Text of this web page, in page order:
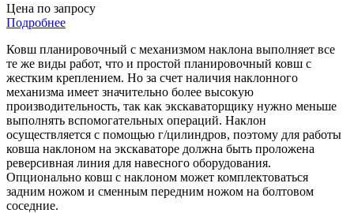
Цена по запросу
Подробнее
Ковш планировочный с механизмом наклона выполняет все
те же виды работ, что и простой планировочный ковш с
жестким креплением. Но за счет наличия наклонного
механизма имеет значительно более высокую
производительность, так как экскаваторщику нужно меньше
выполнять вспомогательных операций. Наклон
осуществляется с помощью г/цилиндров, поэтому для работы
ковша наклоном на экскаваторе должна быть проложена
реверсивная линия для навесного оборудования.
Опционально ковш с наклоном может комплектоваться
задним ножом и сменным передним ножом на болтовом
соседние.